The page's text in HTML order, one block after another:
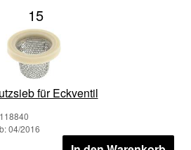
15
für Eckventil
04/2016